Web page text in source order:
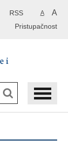
A A
RSS
Pristupačnost